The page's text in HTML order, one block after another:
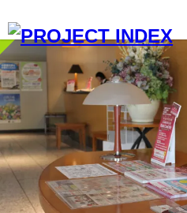
長野